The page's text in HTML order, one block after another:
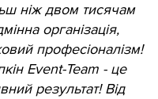
ніж двом тисячам
організація,
професіоналізм!
Event-Team - це
результат! Від